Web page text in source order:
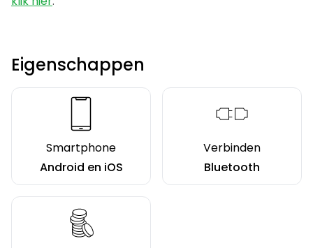
Eigenschappen
Smartphone
Android en iOS
Verbinden
Bluetooth